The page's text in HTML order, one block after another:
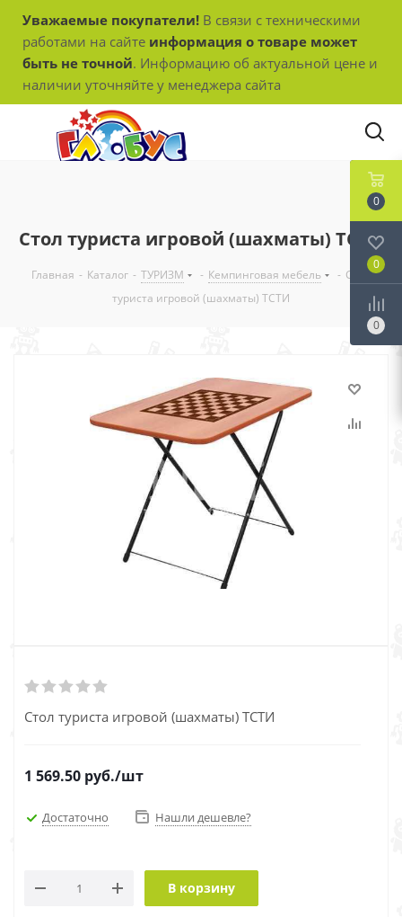
Уважаемые покупатели! В связи с техническими
работами на сайте информация о товаре может
быть не точной. Информацию об актуальной цене и
наличии уточняйте у менеджера сайта
Стол туриста игровой (шахматы) ТСТИ
Главная - Каталог - ТУРИЗМ - Кемпинговая мебель - Стол
туриста игровой (шахматы) ТСТИ
Стол туриста игровой (шахматы) ТСТИ
1 569.50 руб./шт
Достаточно Нашли дешевле?
В корзину
0
0
0